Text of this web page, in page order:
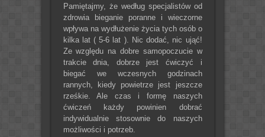
Pamiętajmy, że według specjalistów od
zdrowia bieganie poranne i wieczorne
wpływa na wydłużenie życia tych osób o
kilka lat ( 5-6 lat ). Nic dodać, nic ująć!
Ze względu na dobre samopoczucie w
trakcie dnia, dobrze jest ćwiczyć i
biegać we wczesnych godzinach
rannych, kiedy powietrze jest jeszcze
rześkie. Ale czas i formę naszych
ćwiczeń każdy powinien dobrać
indywidualnie stosownie do naszych
możliwości i potrzeb.